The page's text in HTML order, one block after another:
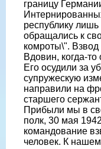
границу
республику
обращались к
комроты\".
Вдовин, когда-
Его осудили за
супружескую
направили на
старшего
Прибыли мы в
полк, 30 мая
командование
человек. К